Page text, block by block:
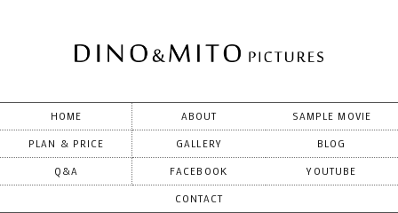
HOME ABOUT SAMPLE MOVIE
PLAN & PRICE GALLERY BLOG
Q&A FACEBOOK YOUTUBE
CONTACT